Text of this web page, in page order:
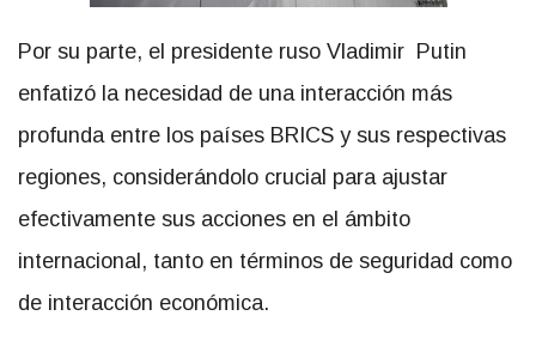
Por su parte, el presidente ruso Vladimir Putin
enfatizó la necesidad de una interacción más
profunda entre los países BRICS y sus respectivas
regiones, considerándolo crucial para ajustar
efectivamente sus acciones en el ámbito
internacional, tanto en términos de seguridad como
de interacción económica.